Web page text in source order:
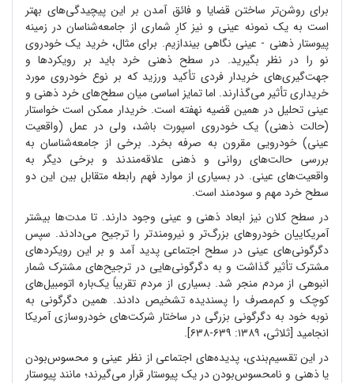
برای روشنتر ساختن قضایا و فائق آمدن بر این پیچیدگیهای بهتر
است به یک نمونه عینی و نیز کارِ شماری از جامعهشناسان در زمینه
پیوستار ذهنی - عینی نگاهی بیندازیم. برای مثال، خرید یک خودروی
نو را در نظر بگیرید. در سطح ذهنی خرد باید بر رویکردها و
جهتگیریهای خریدار فردی تأکید ورزید که بر نوع خودروی مورد
خریداری تأثیر میگذارند. اما تمایز اساسی میان سطحهای خرد ذهنی و
عینی تحلیل در همین قضیه نهفته است. خریدار ممکن است خواستار
(حالت ذهنی) یک خودروی اسپورت باشد، ولی در عمل (واقعیت
عینی) خودرویی مقرون به صرفه بخرد. برخی از جامعهشناسان به
بررسی حالتهای روانی و ذهنی علاقهمندند و برخی دیگر به
واقعیتهای عینی. در بسیاری از موارد فهم رابطه متقابل بین این دو
سطح خرد مهم و سودمند است.
در سطح کلان نیز ابعاد ذهنی و عینی وجود دارند. تا مدتها بیشتر
آمریکاییان خودروهای بزرگتر و نیرومندتر را ترجیح میدادند. سپس
دگرگونیهای عینی در سطح اجتماعی پدید آمد و بر این رویکردهای
مشترک تأثیر گذاشت و به دگرگونیهایی در ترجیحهای مشترک شمار
انبوهی از مردم منجر شد. بسیاری از مردم تقریباً یکباره اتومبیلهای
کوچک و کممصرف را پسندیده تشخیص دادند. همین دگرگونی به
نوبه خود به دگرگونی بزرگی در ساختار شرکتهای خودروسازی آمریکا
انجامید [ثلاثی، ۱۳۸۹: ۶۳۹-۶۳۸].
در این تقسیمبندی، پدیدههای اجتماعی از نظر عینی و محسوسبودن
یا ذهنی و نامحسوسبودن در یک پیوستار قرار میگیرند؛ مانند پیوستار